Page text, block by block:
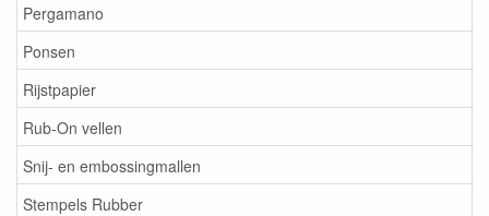
Pergamano
Ponsen
Rijstpapier
Rub-On vellen
Snij- en embossingmallen
Stempels Rubber